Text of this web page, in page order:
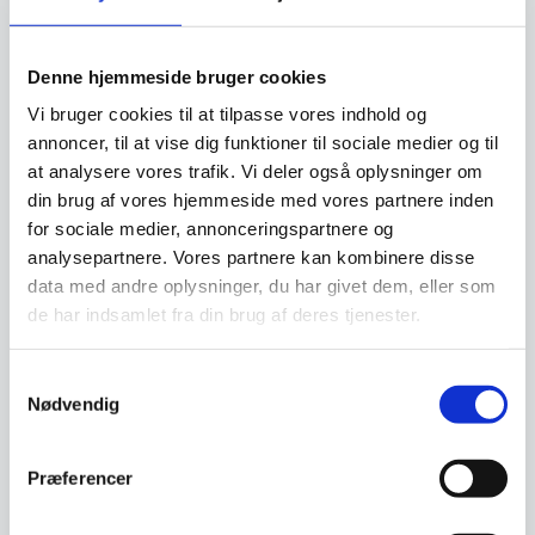
Denne hjemmeside bruger cookies
Vi bruger cookies til at tilpasse vores indhold og
annoncer, til at vise dig funktioner til sociale medier og til
at analysere vores trafik. Vi deler også oplysninger om
din brug af vores hjemmeside med vores partnere inden
for sociale medier, annonceringspartnere og
analysepartnere. Vores partnere kan kombinere disse
data med andre oplysninger, du har givet dem, eller som
de har indsamlet fra din brug af deres tjenester.
Nødvendig
Præferencer
Vi prismatcher - Klik her
Relaterede varer
SPAR OP TIL 47%